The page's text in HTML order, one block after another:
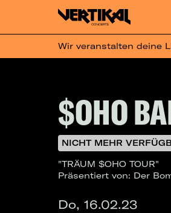
Wir veranstalten deine
$OHO
NICHT MEHR
"TRÄUM $OHO TOUR"
Präsentiert von: Der
Do, 16.02.23